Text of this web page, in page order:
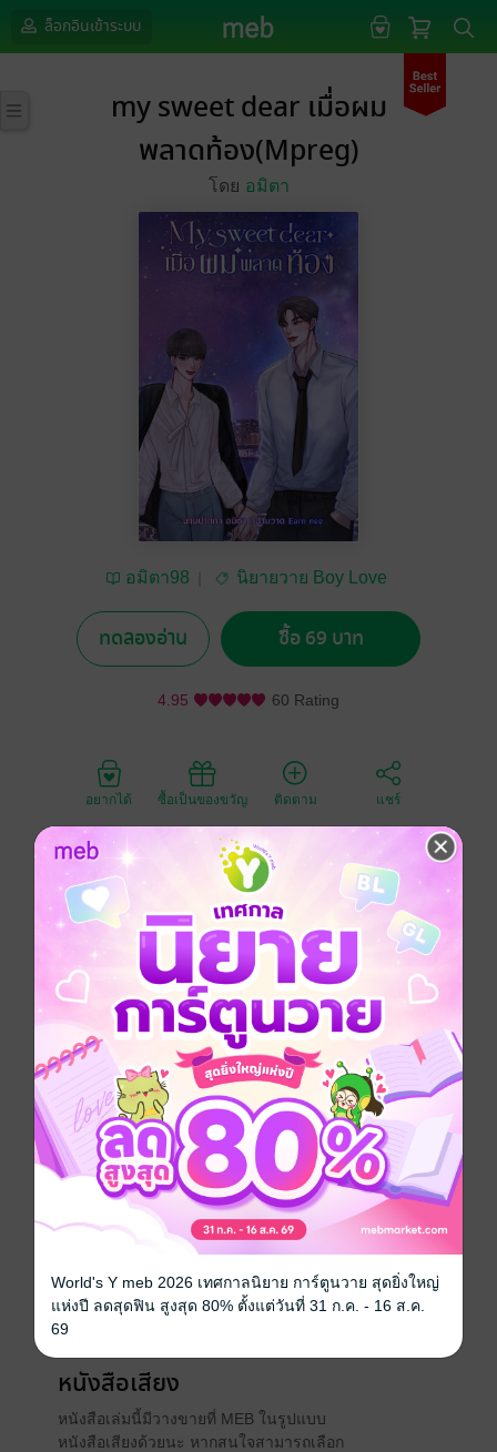
ล็อกอินเข้าระบบ
my sweet dear เมื่อผม
พลาดท้อง(Mpreg)
โดย อมิตา
อมิตา98
นิยายวาย Boy Love
ทดลองอ่าน ซื้อ 69 บาท
4.95 60 Rating
อยากได้ ซื้อเป็นของขวัญ ติดตาม แชร์
“มึงยังไปไหนไม่ได้ทั้งนั้น ไอ้คนเฮงซวย”
“พวกมึงสิเฮงซวย โดยเฉพาะมึง เดียร์! มึงกลับไปคิด
ทบทวนตัวเองนะ มึงท้องกับใคร ไปเอากับใครบ้างหรือมัน
มากจนจำไม่ได้ ถ้าท้องเกินห้าเดือนกูจะรับเด็กคนนี้เป็นลูก
แต่กูไม่เอามึง จบนะ”
ผมแทบล้มทั้งยืนครั้นได้ยินน้ำเสียงแข็งกร้าวของคนรัก
กระแทกใส่หน้า เจ็บชาไปทั้งตัวจนถึงหัวใจ
Boy love / Yaoi
ประเภทไฟล์ pdf, epub(สารบัญ)
ความยาว 127 หน้า (≈ 25,747 คำ)
ราคาปก
หนังสือเสียง
หนังสือเล่มนี้มีวางขายที่ MEB ในรูปแบบ
หนังสือเสียงด้วยนะ หากสนใจสามารถเลือก
World's Y meb 2026 เทศกาลนิยาย การ์ตูนวาย สุดยิ่งใหญ่
แห่งปี ลดสุดฟิน สูงสุด 80% ตั้งแต่วันที่ 31 ก.ค. - 16 ส.ค.
69